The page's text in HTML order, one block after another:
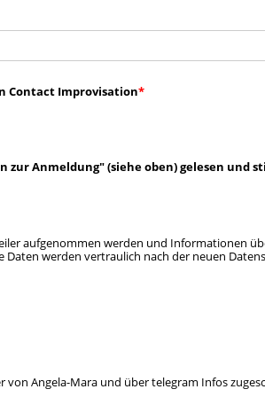
Contact Improvisation
zur Anmeldung" (siehe oben) gelesen und
aufgenommen werden und Informationen
Daten werden vertraulich nach der neuen
von Angela-Mara und über telegram Infos